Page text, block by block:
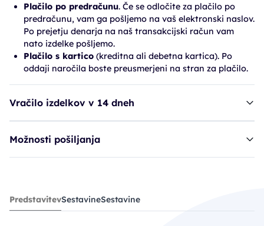
Plačilo po predračunu. Če se odločite za plačilo po
predračunu, vam ga pošljemo na vaš elektronski naslov.
Po prejetju denarja na naš transakcijski račun vam
nato izdelke pošljemo.
Plačilo s kartico (kreditna ali debetna kartica). Po
oddaji naročila boste preusmerjeni na stran za plačilo.
Vračilo izdelkov v 14 dneh
Možnosti pošiljanja
gel za britje LAV Siberian Breeze
6,80€
PredstavitevSestavineSestavine